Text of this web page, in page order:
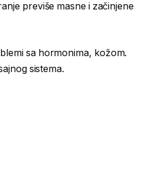
previše masne i začinjene
sa hormonima, kožom.
sistema.